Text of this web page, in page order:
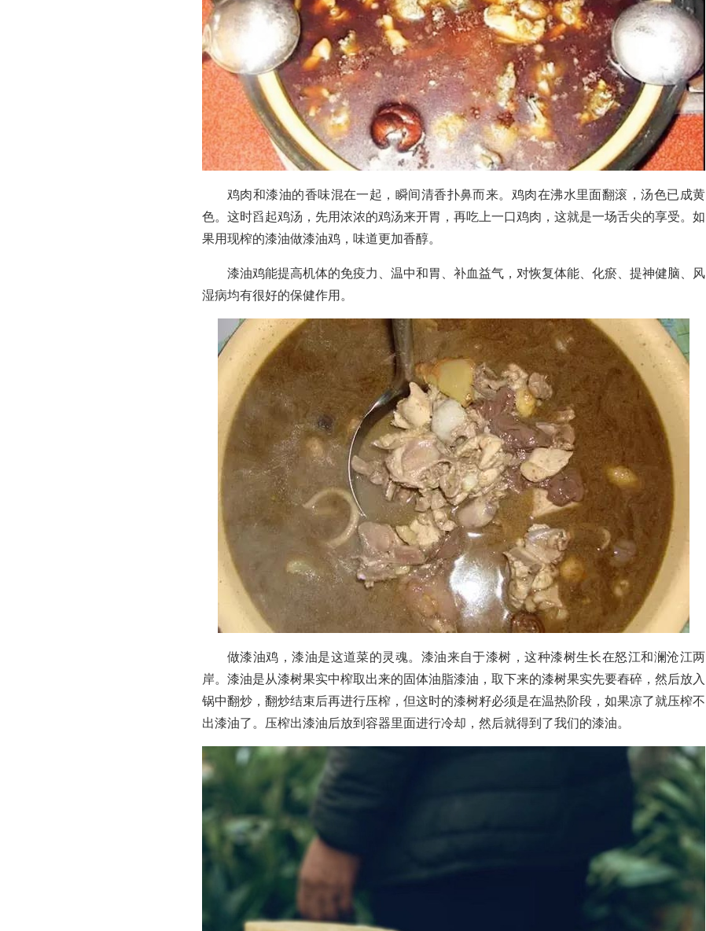
鸡肉和漆油的香味混在一起，瞬间清香扑鼻而来。鸡肉在沸水里面翻滚，汤色已成黄
色。这时舀起鸡汤，先用浓浓的鸡汤来开胃，再吃上一口鸡肉，这就是一场舌尖的享受。如
果用现榨的漆油做漆油鸡，味道更加香醇。
漆油鸡能提高机体的免疫力、温中和胃、补血益气，对恢复体能、化瘀、提神健脑、风
湿病均有很好的保健作用。
做漆油鸡，漆油是这道菜的灵魂。漆油来自于漆树，这种漆树生长在怒江和澜沧江两
岸。漆油是从漆树果实中榨取出来的固体油脂漆油，取下来的漆树果实先要舂碎，然后放入
锅中翻炒，翻炒结束后再进行压榨，但这时的漆树籽必须是在温热阶段，如果凉了就压榨不
出漆油了。压榨出漆油后放到容器里面进行冷却，然后就得到了我们的漆油。